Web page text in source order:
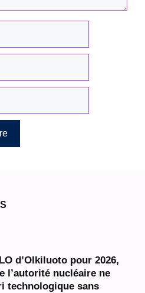
d’Olkiluoto pour 2026,
l’autorité nucléaire ne
technologique sans